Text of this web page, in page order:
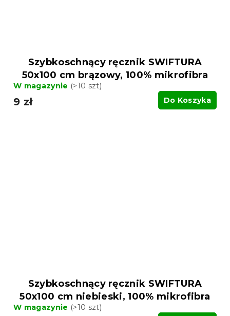
Szybkoschnący ręcznik SWIFTURA
50x100 cm brązowy, 100% mikrofibra
W magazynie (>10 szt)
9 zł Do Koszyka
Szybkoschnący ręcznik SWIFTURA
50x100 cm niebieski, 100% mikrofibra
W magazynie (>10 szt)